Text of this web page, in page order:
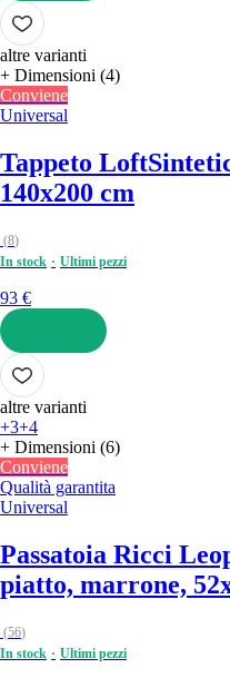
AGGIUNGI
altre varianti
+ Dimensioni (4)
Conviene
Universal
Tappeto Loft
140x200 cm
(8)
In stock
Ultimi pezzi
93 €
AGGIUNGI
altre varianti
+3+4
+ Dimensioni (6)
Conviene
Qualità garantita
Universal
Passatoia Ricci
piatto, marrone,
(56)
In stock
Ultimi pezzi